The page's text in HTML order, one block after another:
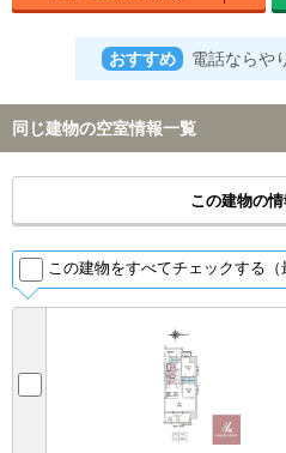
おすすめ 電話ならや
同じ建物の空室情報一覧
この建物の
この建物をすべてチェックする（